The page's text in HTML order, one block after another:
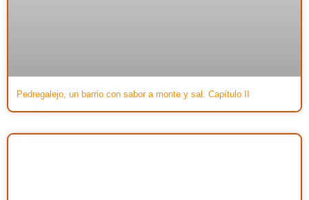
Pedregalejo, un barrio con sabor a monte y sal. Capítulo II